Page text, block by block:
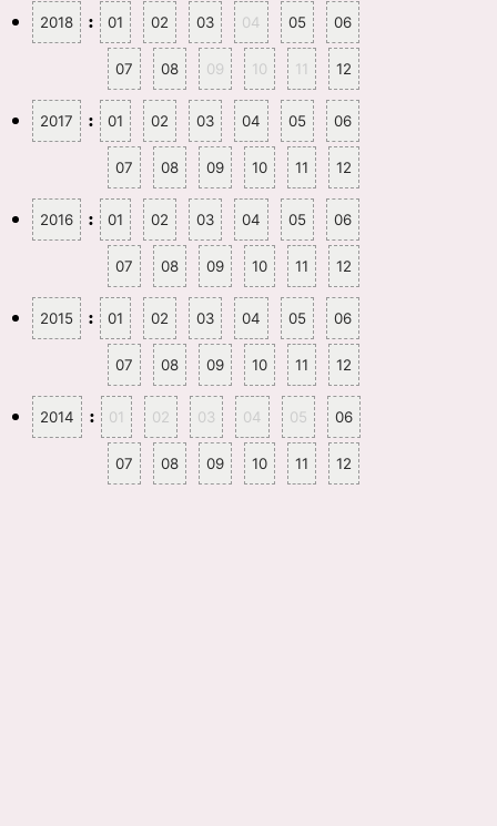
ウ
で
開
き
ま
す
)
2018 : 01 02 03 04 05 06
07 08 09 10 11 12
2017 : 01 02 03 04 05 06
07 08 09 10 11 12
2016 : 01 02 03 04 05 06
07 08 09 10 11 12
2015 : 01 02 03 04 05 06
07 08 09 10 11 12
2014 : 01 02 03 04 05 06
07 08 09 10 11 12